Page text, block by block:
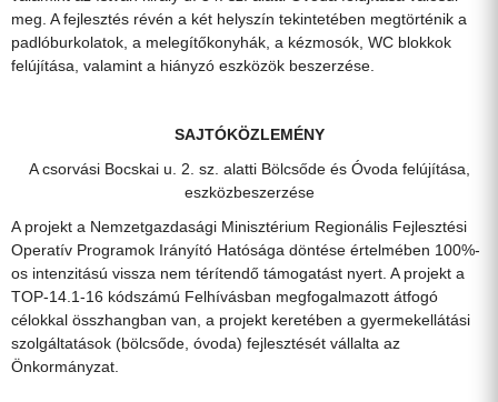
meg. A fejlesztés révén a két helyszín tekintetében megtörténik a
padlóburkolatok, a melegítőkonyhák, a kézmosók, WC blokkok
felújítása, valamint a hiányzó eszközök beszerzése.
SAJTÓKÖZLEMÉNY
A csorvási Bocskai u. 2. sz. alatti Bölcsőde és Óvoda felújítása,
eszközbeszerzése
A projekt a Nemzetgazdasági Minisztérium Regionális Fejlesztési
Operatív Programok Irányító Hatósága döntése értelmében 100%-
os intenzitású vissza nem térítendő támogatást nyert. A projekt a
TOP-14.1-16 kódszámú Felhívásban megfogalmazott átfogó
célokkal összhangban van, a projekt keretében a gyermekellátási
szolgáltatások (bölcsőde, óvoda) fejlesztését vállalta az
Önkormányzat.